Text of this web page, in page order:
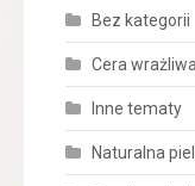
Bez kategorii
Cera
Inne tematy
Naturalna